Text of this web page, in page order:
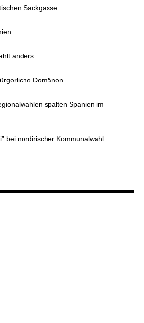
Sackgasse
anders
Domänen
spalten Spanien im
bei nordirischer Kommunalwahl